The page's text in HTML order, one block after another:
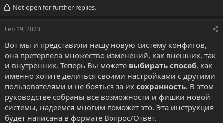
r
a
d
s
a
r
t
e
r
a
d
a
e
e
n
Not open for further replies.
Feb 19, 2023
Вот мы и представили нашу новую систему конфигов,
она претерпела множество изменений, как внешних, так
и внутренних. Теперь Вы можете выбирать способ, как
именно хотите делиться своими настройками с другими
пользователями и не бояться за их сохранность. В этом
руководстве собраны все возможности и фишки новой
системы, надеемся многим поможет это. Эта инструкция
будет написана в формате Вопрос/Ответ.